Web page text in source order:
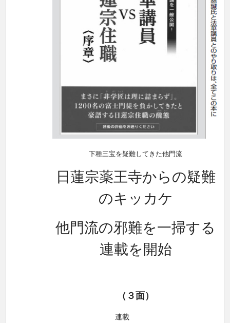
下種三宝を疑難してきた他門流
日蓮宗薬王寺からの疑難
のキッカケ
他門流の邪難を一掃する
連載を開始
（３面）
連載